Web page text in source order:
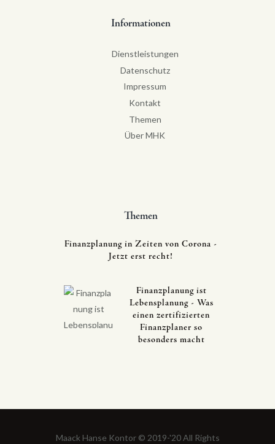
Informationen
Dienstleistungen
Datenschutz
Impressum
Kontakt
Themen
Über MHK
Themen
Finanzplanung in Zeiten von Corona -
Jetzt erst recht!
Finanzplanung ist
Lebensplanung - Was
einen zertifizierten
Finanzplaner so
besonders macht
Maack Hanse Kontor © 2019-'20 All Rights